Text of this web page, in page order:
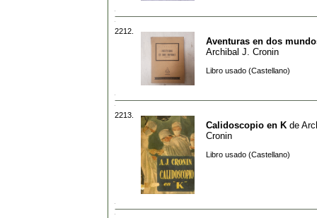
2212.
Aventuras en dos
Archibal J. Cronin
Libro usado (Castellano)
2213.
Calidoscopio en K de
Cronin
Libro usado (Castellano)